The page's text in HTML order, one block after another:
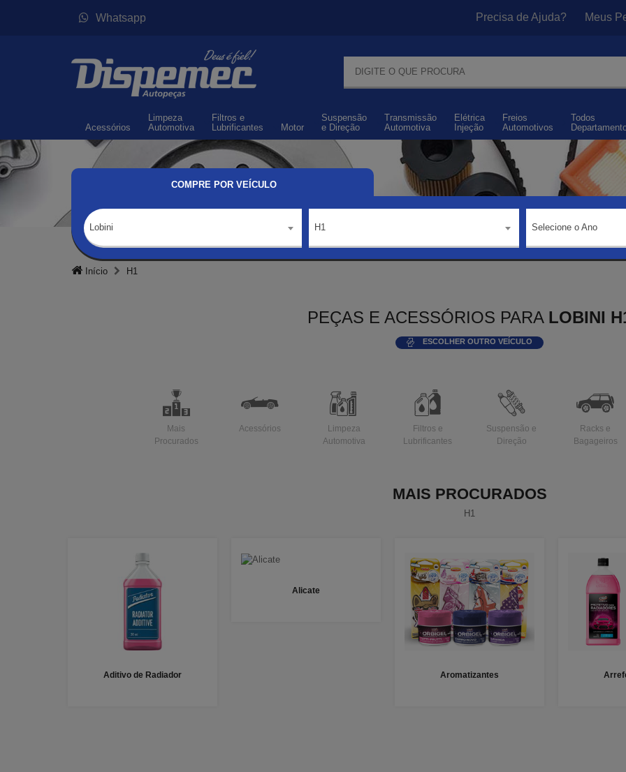
Whatsapp Precisa de Ajuda? Meus
Acessórios
Limpeza
Automotiva
Filtros e
Lubrificantes
Motor
Suspensão
e Direção
Transmissão
Automotiva
Elétrica
Injeção
Freios
Automotivos
Todos
COMPRE POR VEÍCULO
Lobini H1 Selecione o Ano
Início H1
PEÇAS E ACESSÓRIOS PARA LOBINI
ESCOLHER OUTRO VEÍCULO
Mais
Procurados
Acessórios
Limpeza
Automotiva
Filtros e
Lubrificantes
Suspensão e
Direção
Racks e
Bagageiros
MAIS PROCURADOS
H1
Aditivo de Radiador
Alicate
Aromatizantes